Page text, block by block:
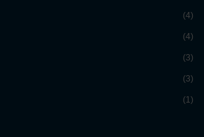
(4)
(4)
(3)
(3)
(1)